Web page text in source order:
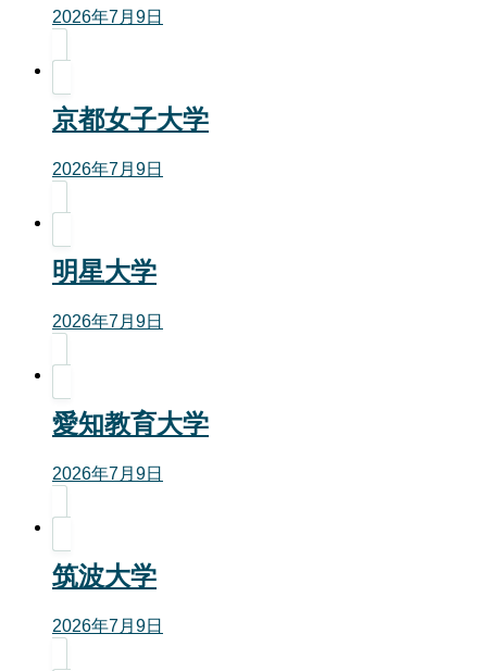
2026年7月9日
京都女子大学
2026年7月9日
明星大学
2026年7月9日
愛知教育大学
2026年7月9日
筑波大学
2026年7月9日